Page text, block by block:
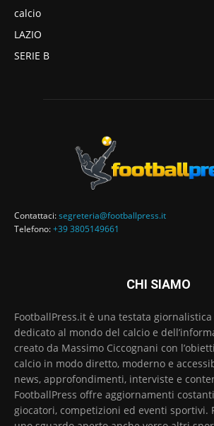
calcio
LAZIO
SERIE B
Contattaci:segreteria@footballpress.it
Telefono:+39 3805149661
CHI SIAMO
FootballPress.it è una testata
dedicato al mondo del calcio e
creato da Massimo Ciccognani con
calcio in modo diretto, moderno e
news, approfondimenti, interviste e
FootballPress offre aggiornamenti
giocatori, competizioni ed eventi sportivi.